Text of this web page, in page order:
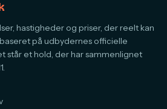
hastigheder og priser, der reelt kan
på udbydernes officielle
står et hold, der har sammenlignet